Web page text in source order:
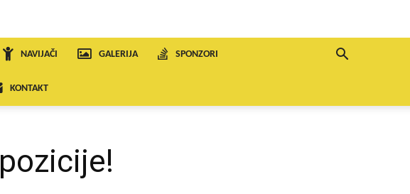
NAVIJAČI GALERIJA SPONZORI
KONTAKT